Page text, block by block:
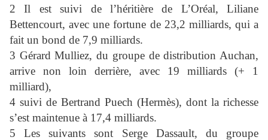
2 Il est suivi de l’héritière de L’Oréal, Liliane
Bettencourt, avec une fortune de 23,2 milliards, qui a
fait un bond de 7,9 milliards.
3 Gérard Mulliez, du groupe de distribution Auchan,
arrive non loin derrière, avec 19 milliards (+ 1
milliard),
4 suivi de Bertrand Puech (Hermès), dont la richesse
s’est maintenue à 17,4 milliards.
5 Les suivants sont Serge Dassault, du groupe